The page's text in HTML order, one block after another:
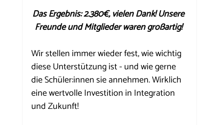
Das Ergebnis: 2.380€, vielen Dank! Unsere
Freunde und Mitglieder waren großartig!
Wir stellen immer wieder fest, wie wichtig
diese Unterstützung ist - und wie gerne
die Schüler:innen sie annehmen. Wirklich
eine wertvolle Investition in Integration
und Zukunft!